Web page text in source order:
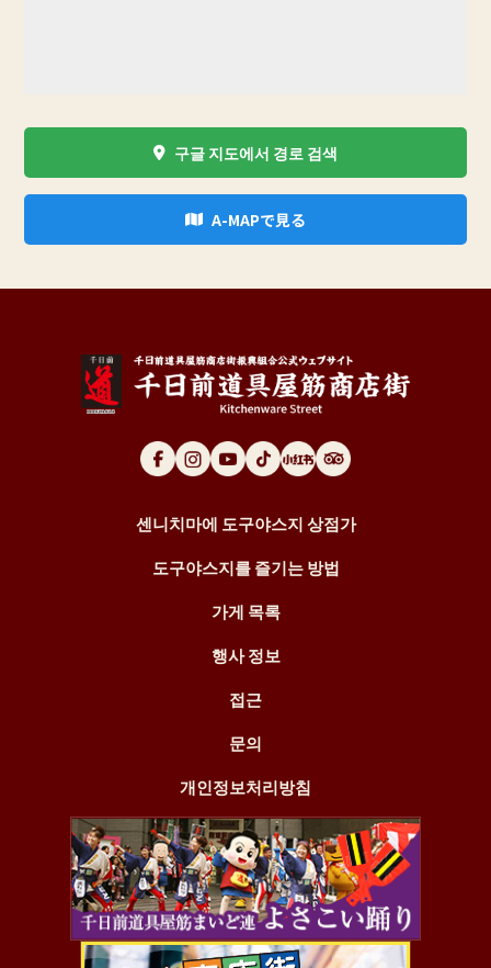
구글 지도에서 경로 검색
A-MAPで見る
센니치마에 도구야스지 상점가
도구야스지를 즐기는 방법
가게 목록
행사 정보
접근
문의
개인정보처리방침